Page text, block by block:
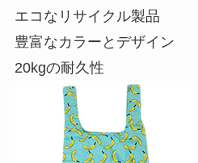
エコなリサイクル製品
豊富なカラーとデザイン
20kgの耐久性